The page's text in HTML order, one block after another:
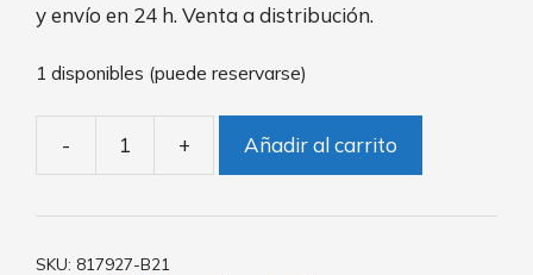
y envío en 24 h. Venta a distribución.
1 disponibles (puede reservarse)
- + Añadir al carrito
SKU: 817927-B21